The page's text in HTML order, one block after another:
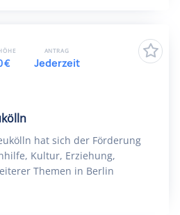
hat sich der Förderung
Kultur, Erziehung,
Themen in Berlin
€
ANTRAG
Jederzeit